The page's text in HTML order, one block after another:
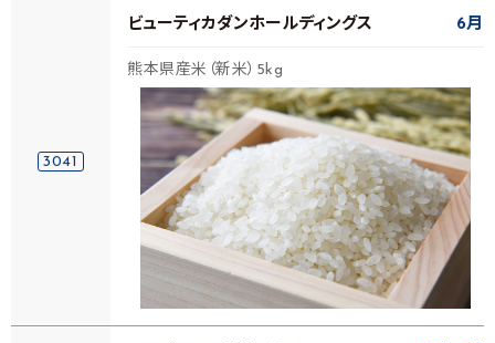
3041
ビューティカダンホールディングス 6月
熊本県産米（新米）5kg